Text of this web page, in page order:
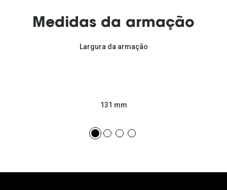
Medidas da armação
Largura da armação
131 mm